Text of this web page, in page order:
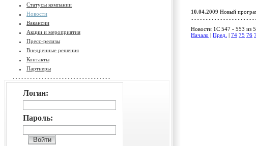
Статусы компании
Новости
Вакансии
Акции и мероприятия
Пресс-релизы
Внедренные решения
Контакты
Партнеры
Логин:
Пароль:
10.04.2009 Новый
Новости 1C 547 - 553 из
Начало
Пред. 74 75 76